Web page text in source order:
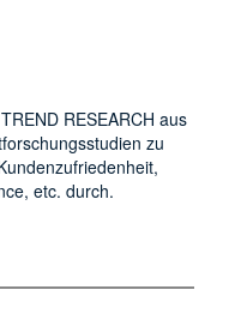
RESEARCH aus
zu
etc. durch.